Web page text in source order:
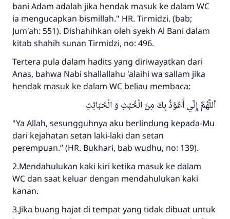
bani Adam adalah jika hendak masuk ke dalam WC
ia mengucapkan bismillah." HR. Tirmidzi. (bab;
Jum'ah: 551). Dishahihkan oleh syekh Al Bani dalam
kitab shahih sunan Tirmidzi, no: 496.
Tertera pula dalam hadits yang diriwayatkan dari
Anas, bahwa Nabi shallallahu 'alaihi wa sallam jika
hendak masuk ke dalam WC beliau membaca:
أللَّهُمَّ إِنِّي أَعُوْذُ بِكَ مِنَ الْخُبُثِ وَ الْخَبَائِثِ
"Ya Allah, sesungguhnya aku berlindung kepada-Mu
dari kejahatan setan laki-laki dan setan
perempuan.” (HR. Bukhari, bab wudhu, no: 139).
2.Mendahulukan kaki kiri ketika masuk ke dalam
WC dan saat keluar dengan mendahulukan kaki
kanan.
3.Jika buang hajat di tempat yang tidak dibuat untuk